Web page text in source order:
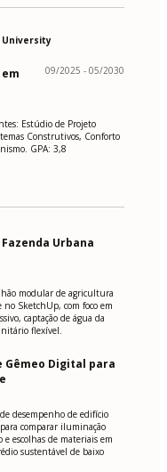
09/2025 - 05/2030
Estúdio de Projeto
Construtivos, Conforto
GPA: 3,8
Urbana
modular de agricultura
SketchUp, com foco em
captação de água da
flexível.
Gêmeo Digital para
desempenho de edifício
comparar iluminação
escolhas de materiais em
sustentável de baixo